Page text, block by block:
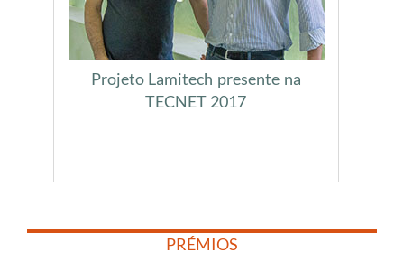
Projeto Lamitech presente na
TECNET 2017
​
PRÉMIOS